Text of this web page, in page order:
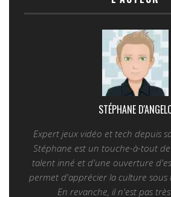
STÉPHANE
Expert jeux vidéo et tech depuis
Stéphane est un touche-à-tout
talent inné et d'une ouverture
permet d'apprécier la culture sous
En revanche, il n'est pas